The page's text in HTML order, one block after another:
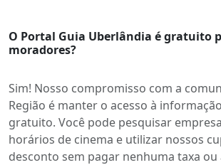
O Portal Guia Uberlândia é gratuito
moradores?
Sim! Nosso compromisso com a
Região é manter o acesso à
gratuito. Você pode pesquisar
horários de cinema e utilizar nossos
desconto sem pagar nenhuma taxa ou